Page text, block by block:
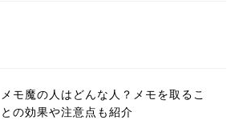
メモ魔の人はどんな人？メモを取るこ
との効果や注意点も紹介